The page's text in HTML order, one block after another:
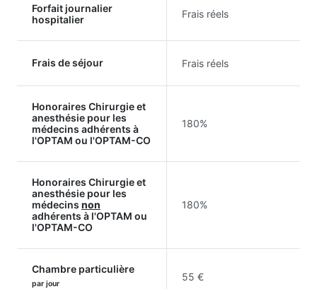
Forfait journalier
hospitalier
Frais réels
Frais de séjour Frais réels
Honoraires Chirurgie et
anesthésie pour les
médecins adhérents à
l'OPTAM ou l'OPTAM-CO
180%
Honoraires Chirurgie et
anesthésie pour les
médecins non
adhérents à l'OPTAM ou
l'OPTAM-CO
180%
Chambre particulière
par jour
55 €